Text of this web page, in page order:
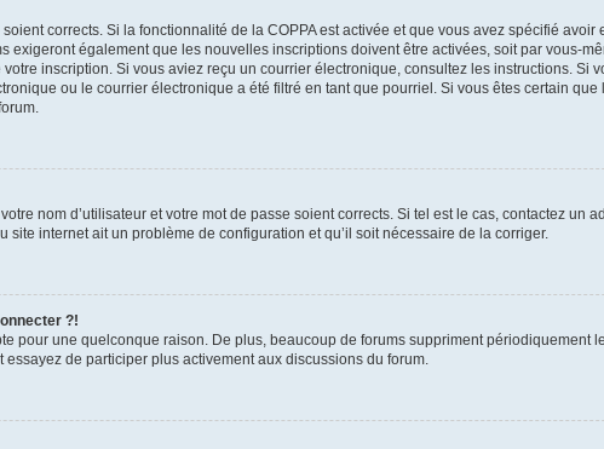
corrects. Si la fonctionnalité de la COPPA est activée et que vous avez spécifié avoir
également que les nouvelles inscriptions doivent être activées, soit par vous-
inscription. Si vous aviez reçu un courrier électronique, consultez les instructions. Si
ou le courrier électronique a été filtré en tant que pourriel. Si vous êtes certain
nom d’utilisateur et votre mot de passe soient corrects. Si tel est le cas, contactez un
internet ait un problème de configuration et qu’il soit nécessaire de la corriger.
?!
pour une quelconque raison. De plus, beaucoup de forums suppriment périodiquement
de participer plus activement aux discussions du forum.